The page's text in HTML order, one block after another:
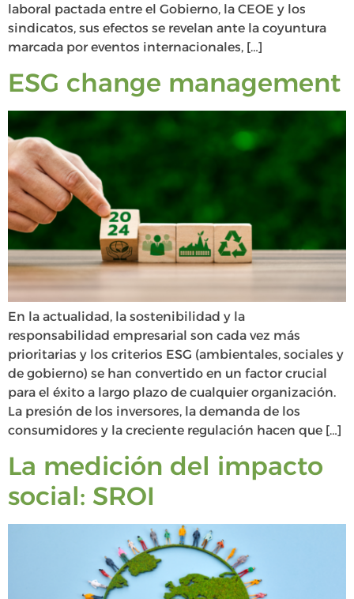
laboral pactada entre el Gobierno, la CEOE y los
sindicatos, sus efectos se revelan ante la coyuntura
marcada por eventos internacionales, […]
ESG change management
En la actualidad, la sostenibilidad y la
responsabilidad empresarial son cada vez más
prioritarias y los criterios ESG (ambientales, sociales y
de gobierno) se han convertido en un factor crucial
para el éxito a largo plazo de cualquier organización.
La presión de los inversores, la demanda de los
consumidores y la creciente regulación hacen que […]
La medición del impacto
social: SROI